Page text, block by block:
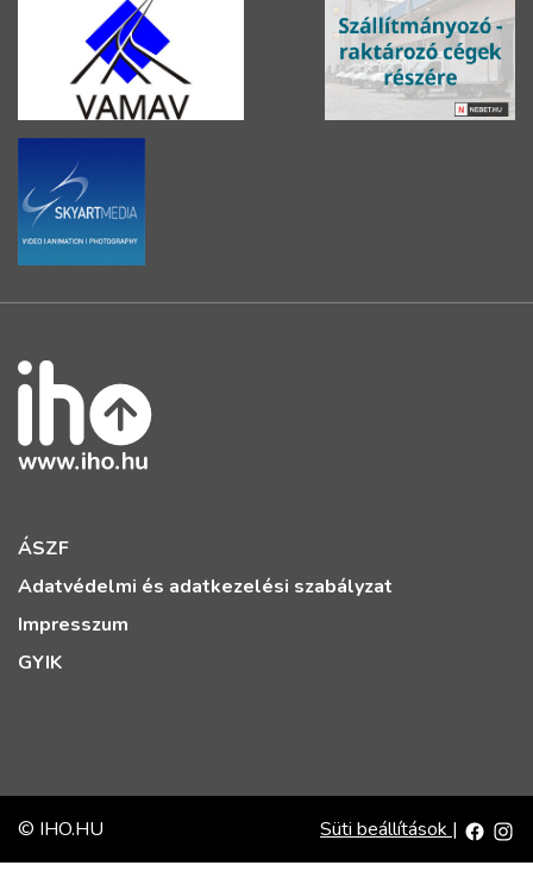
ÁSZF
Adatvédelmi és adatkezelési szabályzat
Impresszum
GYIK
© IHO.HU Süti beállítások|